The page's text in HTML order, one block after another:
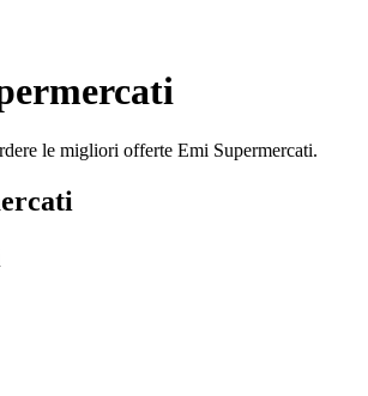
le migliori offerte Emi Supermercati.